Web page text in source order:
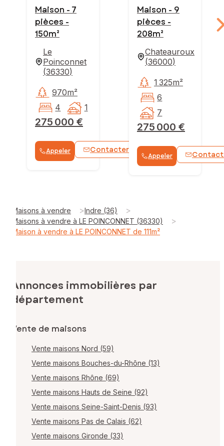
Maison - 7
pièces -
150m²
Le
Poinconnet
(36330)
275 000 €
970m²
4
1
Appeler Contacter WhatsApp
Maison - 9
pièces -
208m²
Chateauroux
(36000)
275 000 €
1 325m²
6
7
Appeler
Maisons à vendre >Indre (36) >
Maisons à vendre à LE POINCONNET (36330) >
Maison à vendre à LE POINCONNET de 111m²
Annonces immobilières par
département
Vente de maisons
Vente maisons Nord (59)
Vente maisons Bouches-du-Rhône (13)
Vente maisons Rhône (69)
Vente maisons Hauts de Seine (92)
Vente maisons Seine-Saint-Denis (93)
Vente maisons Pas de Calais (62)
Vente maisons Gironde (33)